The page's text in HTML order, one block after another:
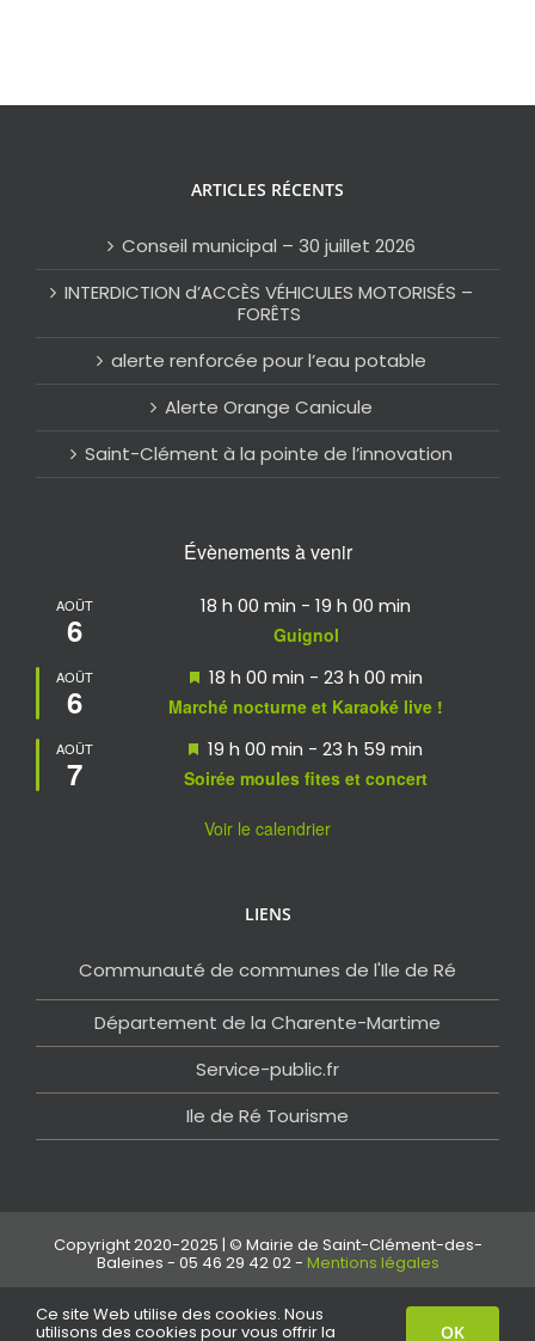
ARTICLES RÉCENTS
Conseil municipal – 30 juillet 2026
INTERDICTION d’ACCÈS VÉHICULES MOTORISÉS –
FORÊTS
alerte renforcée pour l’eau potable
Alerte Orange Canicule
Saint-Clément à la pointe de l’innovation
Évènements à venir
AOÛT
6
18 h 00 min - 19 h 00 min
Guignol
AOÛT
6
Mis
en
avant
18 h 00 min - 23 h 00 min
Marché nocturne et Karaoké live !
AOÛT
7
Mis
en
avant
19 h 00 min - 23 h 59 min
Soirée moules fites et concert
Voir le calendrier
LIENS
Communauté de communes de l'Ile de Ré
Département de la Charente-Martime
Service-public.fr
Ile de Ré Tourisme
Copyright 2020-2025 | © Mairie de Saint-Clément-des-
Baleines - 05 46 29 42 02 - Mentions légales
Facebook
Email
Ce site Web utilise des cookies. Nous
utilisons des cookies pour vous offrir la OK